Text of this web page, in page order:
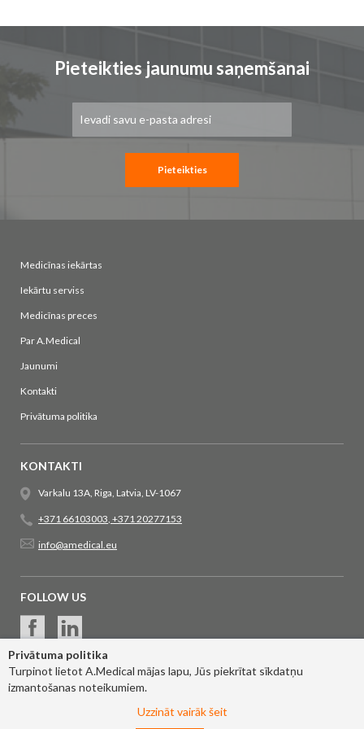
Privātuma politika
Turpinot lietot A.Medical mājas lapu, Jūs piekrītat sīkdatņu
izmantošanas noteikumiem.
Uzzināt vairāk šeit
Pieteikties jaunumu saņemšanai
saņemšanai:
Pieteikties
Medicīnas iekārtas
Iekārtu serviss
Medicīnas preces
Par A.Medical
Jaunumi
Kontakti
Privātuma politika
KONTAKTI
Varkalu 13A, Riga, Latvia, LV-1067
+371 66103003 +371 20277153
info@amedical.eu
FOLLOW US